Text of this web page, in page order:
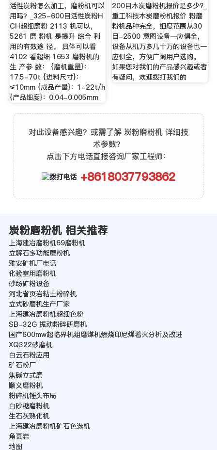
活性炭粉怎么加工，磨粉机可以
用吗？_325-600目活性炭粉H
CH超细磨粉 2113 机可以，
5261 磨 粉机 是提升 综合 利
用的有效途 径。 具体可以看
4102 看超细 1653 磨粉机的
生 产参 数： {磨机重量}：
17.5-70t {进料尺寸}：
≤10mm {成品产量}：1-22t/h
{产品细度}：0.04-0.005mm
200目木炭磨粉机报价是多少?_
重工科技木炭磨粉机报价 粉磨
粉机品种完全，细度范围从30
目-2500 意图设备一应俱全，
设备从机万多几十万的设备也一
应俱全，方便广阔用户选购。
如果您对我们的产品感兴趣或者
有疑问，欢迎拨打我们的
对此设备感兴趣？或需了解 炭粉磨粉机 详细技
术参数？
点击下方电话直接咨询厂家工程师：
+8618037793862
炭粉磨粉机 相关推荐
上海建冶磨粉机69磨粉机
立解石多功能磨粉机
雅安矿机厂电话
化验室用磨粉机
砂场矿粉设备
河北省页岩粘土粉碎机
立式砂磨机生产厂家
上海建冶磨粉机超细色粉
SB-32G 振动粉碎研磨机
国产600mw超临界机组磨煤机燃烧印尼煤着火分析及改进
XQ322砂磨机
白云石粉应用
矿石粉厂
焦碳立式磨
顺义磨粉机
粉碎机锤头布局
白砂糖磨粉机
生石灰熟化机
上海建冶磨粉机矿石色选机
角页岩
地图